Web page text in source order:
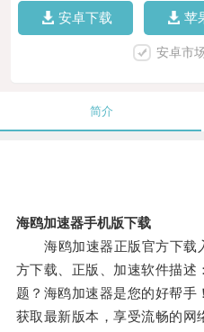
安卓下载 苹
安卓市
简介
海鸥加速器手机版下载
海鸥加速器正版官方下载
方下载、正版、加速软件描述
题？海鸥加速器是您的好帮手
获取最新版本，享受流畅的网